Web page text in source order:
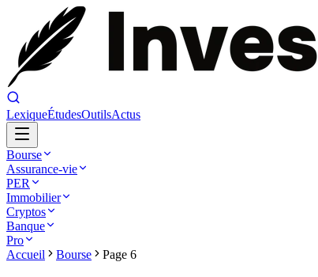
LexiqueÉtudesOutilsActus
Bourse
Assurance-vie
PER
Immobilier
Cryptos
Banque
Pro
Accueil
Bourse Page 6